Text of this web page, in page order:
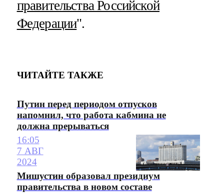
правительства Российской
Федерации".
ЧИТАЙТЕ ТАКЖЕ
Путин перед периодом отпусков
напомнил, что работа кабмина не
должна прерываться
16:05
7 АВГ
2024
Мишустин образовал президиум
правительства в новом составе